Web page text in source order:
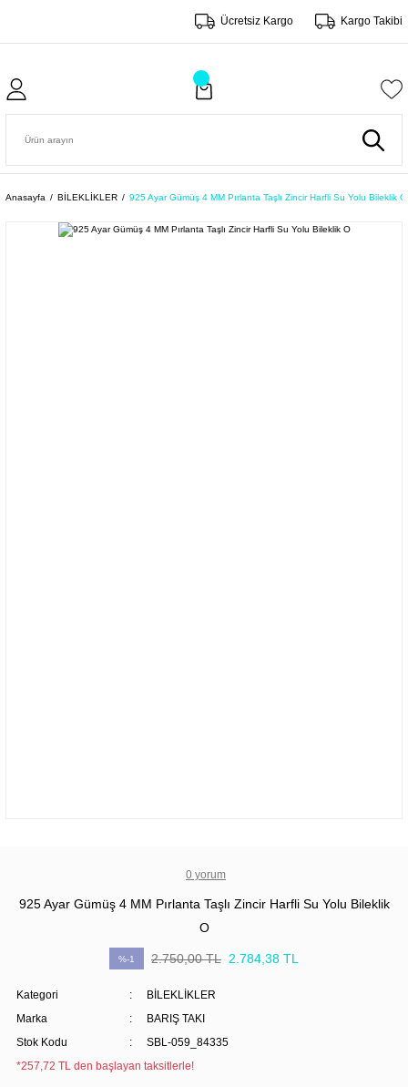
Ücretsiz Kargo Kargo Takibi
Anasayfa BİLEKLİKLER 925 Ayar Gümüş 4 MM Pırlanta Taşlı Zincir Harfli Su Yolu Bileklik O
0 yorum
925 Ayar Gümüş 4 MM Pırlanta Taşlı Zincir Harfli Su Yolu Bileklik
O
%-1 2.750,00 TL 2.784,38 TL
Kategori
BİLEKLİKLER
Marka
BARIŞ TAKI
Stok Kodu
SBL-059_84335
*257,72 TL den başlayan taksitlerle!